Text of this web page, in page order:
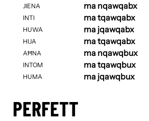
JIENA
INTI
HUWA
HIJA
AĦNA
INTOM
HUMA
ma nqawqabx
ma tqawqabx
ma jqawqabx
ma tqawqabx
ma nqawqbux
ma tqawqbux
ma jqawqbux
PERFETT